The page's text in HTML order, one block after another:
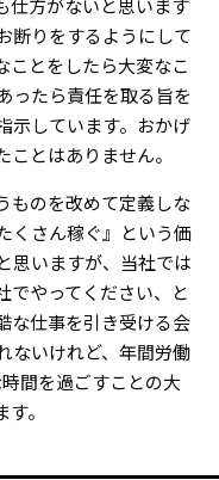
仕方がないと思います
断りをするようにして
ことをしたら大変なこ
ったら責任を取る旨を
示しています。おかげ
とはありません。
ものを改めて定義しな
くさん稼ぐ』という価
思いますが、当社では
でやってください、と
な仕事を引き受ける会
ないけれど、年間労働
間を過ごすことの大
。